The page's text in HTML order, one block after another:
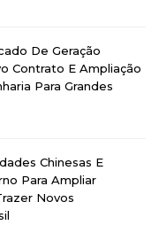
De Geração
Contrato E Ampliação
Para Grandes
Chinesas E
Para Ampliar
Novos